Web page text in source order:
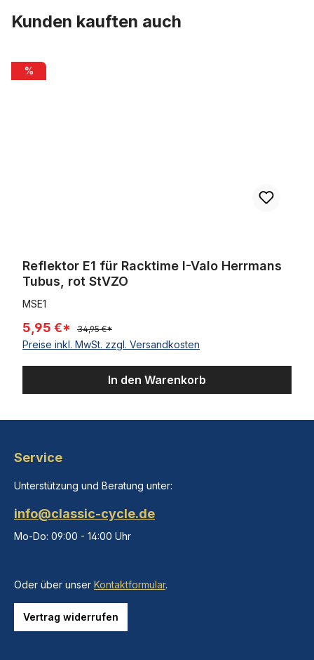
Kunden kauften auch
Reflektor E1 für Racktime I-Valo Herrmans Tubus, rot StVZO
%
Reflektor E1 für Racktime I-Valo Herrmans
Tubus, rot StVZO
MSE1
5,95 €* 34,95 €*
Preise inkl. MwSt. zzgl. Versandkosten
In den Warenkorb
Service
Unterstützung und Beratung unter:
info@classic-cycle.de
Mo-Do: 09:00 - 14:00 Uhr
Oder über unser Kontaktformular.
Vertrag widerrufen